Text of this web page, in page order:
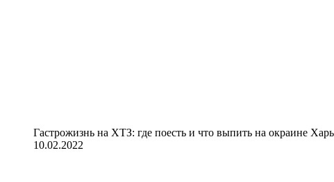
Гастрожизнь на ХТЗ: где поесть и что выпить на окраине
10.02.2022